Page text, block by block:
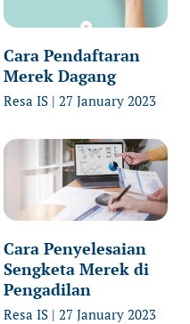
Cara Pendaftaran
Merek Dagang
Resa IS 27 January 2023
Cara Penyelesaian
Sengketa Merek di
Pengadilan
Resa IS 27 January 2023